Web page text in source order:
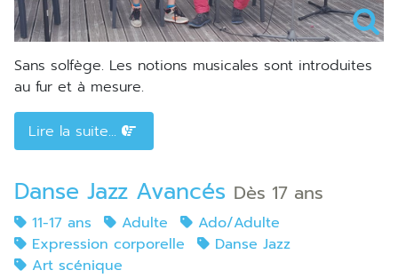
Sans solfège. Les notions musicales sont introduites
au fur et à mesure.
Lire la suite...
Danse Jazz Avancés Dès 17 ans
11-17 ans Adulte
Ado/Adulte
Expression corporelle
Danse Jazz
Art scénique